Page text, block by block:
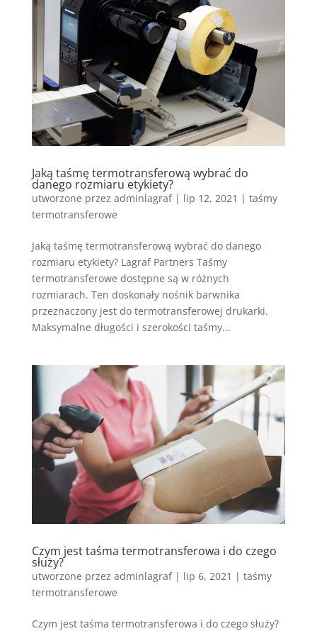
Jaką taśmę termotransferową wybrać do
danego rozmiaru etykiety?
utworzone przez adminlagraf| lip 12, 2021 | taśmy
termotransferowe
Jaką taśmę termotransferową wybrać do danego
rozmiaru etykiety? Lagraf Partners Taśmy
termotransferowe dostępne są w różnych
rozmiarach. Ten doskonały nośnik barwnika
przeznaczony jest do termotransferowej drukarki.
Maksymalne długości i szerokości taśmy...
Czym jest taśma termotransferowa i do czego
służy?
utworzone przez adminlagraf| lip 6, 2021 | taśmy
termotransferowe
Czym jest taśma termotransferowa i do czego służy?